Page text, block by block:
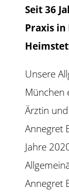
Seit 36
Praxis
Unsere
München
Ärztin
Annegret
Jahre
Annegret